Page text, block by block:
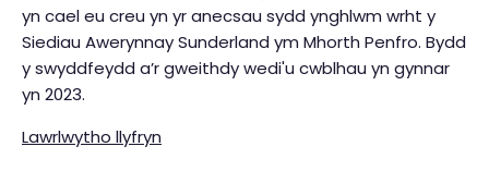
yn cael eu creu yn yr anecsau sydd ynghlwm wrht y
Siediau Awerynnay Sunderland ym Mhorth Penfro. Bydd
y swyddfeydd a’r gweithdy wedi'u cwblhau yn gynnar
yn 2023.
Lawrlwytho llyfryn